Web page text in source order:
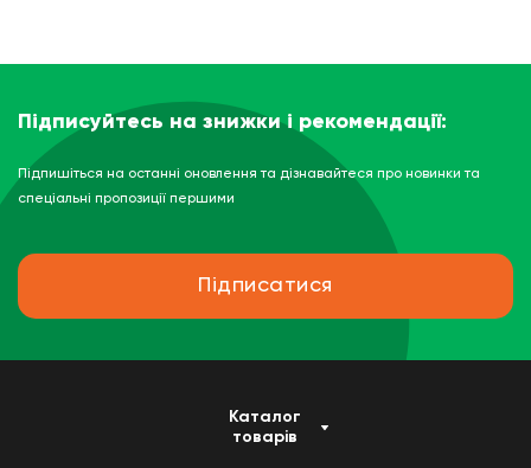
Підписуйтесь на знижки і рекомендації:
Підпишіться на останні оновлення та дізнавайтеся про новинки та
спеціальні пропозиції першими
Підписатися
Каталог
товарів